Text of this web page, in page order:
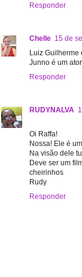
Responder
Chelle 15 de
Luiz Guilherme
Junno é um
Responder
RUDYNALVA
Oi Raffa!
Nossa! Ele é
Na visão dele
Deve ser um
cheirinhos
Rudy
Responder